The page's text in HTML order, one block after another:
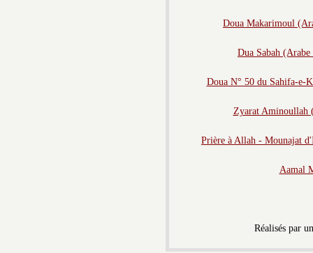
Doua Makarimoul
Dua Sabah
Doua N° 50 du Sahifa-e-
Zyarat Aminoullah
Prière à Allah - Mounajat
Aamal
Réalisés par